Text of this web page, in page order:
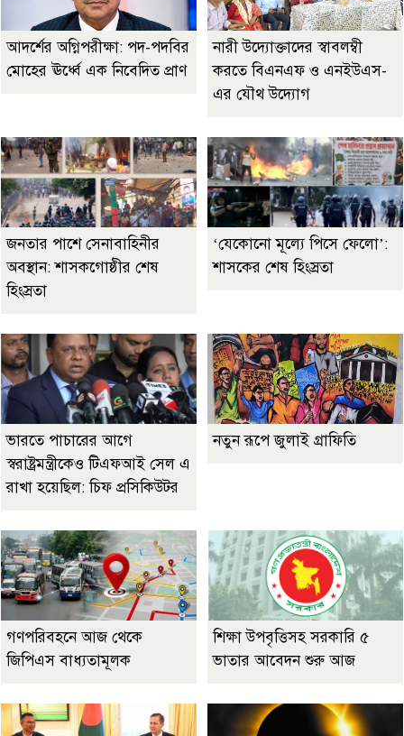
আদর্শের অগ্নিপরীক্ষা: পদ-পদবির
মোহের ঊর্ধ্বে এক নিবেদিত প্রাণ
নারী উদ্যোক্তাদের স্বাবলম্বী
করতে বিএনএফ ও এনইউএস-
এর যৌথ উদ্যোগ
জনতার পাশে সেনাবাহিনীর
অবস্থান: শাসকগোষ্ঠীর শেষ
হিংস্রতা
‘যেকোনো মূল্যে পিসে ফেলো’:
শাসকের শেষ হিংস্রতা
ভারতে পাচারের আগে
স্বরাষ্ট্রমন্ত্রীকেও টিএফআই সেল এ
রাখা হয়েছিল: চিফ প্রসিকিউটর
নতুন রূপে জুলাই গ্রাফিতি
গণপরিবহনে আজ থেকে
জিপিএস বাধ্যতামূলক
শিক্ষা উপবৃত্তিসহ সরকারি ৫
ভাতার আবেদন শুরু আজ